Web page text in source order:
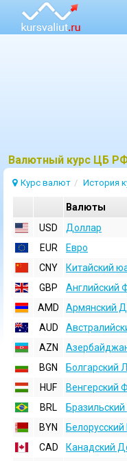
Bалютный курс ЦБ
Курс валют История
Валюты
USD
Доллар
EUR
Евро
CNY
Китайский
GBP
Английский
AMD
Армянский
AUD
AZN
BGN
Болгарский
HUF
Венгерский
BRL
Бразильский
BYN
Белорусский
CAD
Канадский